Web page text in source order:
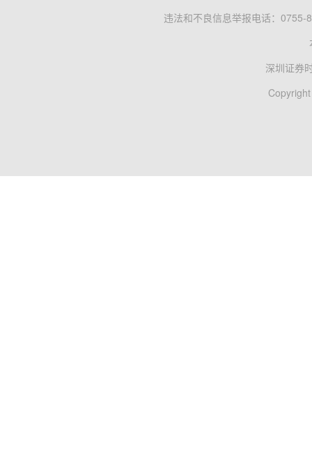
违法和不良信息举报电话：0755-
深圳证券